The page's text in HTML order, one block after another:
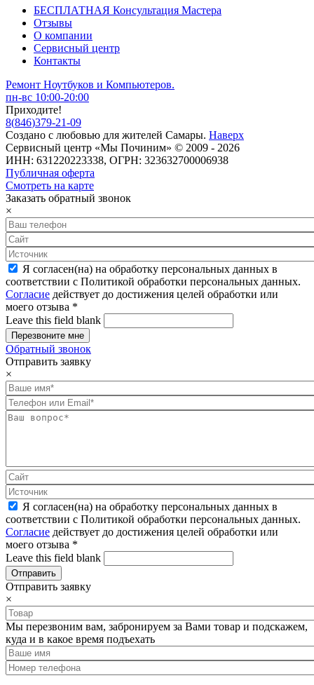
БЕСПЛАТНАЯ Консультация Мастера
Отзывы
О компании
Сервисный центр
Контакты
Ремонт Ноутбуков и Компьютеров.
пн-вс 10:00-20:00
Приходите!
8(846)379-21-09
Создано с любовью для жителей Самары. Наверх
Сервисный центр «Мы Починим» © 2009 - 2026
ИНН: 631220223338, ОГРН: 323632700006938
Публичная оферта
Смотреть на карте
Заказать обратный звонок
×
Я согласен(на) на обработку персональных данных в
соответствии с Политикой обработки персональных данных.
Согласие действует до достижения целей обработки или
моего отзыва *
Leave this field blank
Обратный звонок
Отправить заявку
×
Я согласен(на) на обработку персональных данных в
соответствии с Политикой обработки персональных данных.
Согласие действует до достижения целей обработки или
моего отзыва *
Leave this field blank
Отправить заявку
×
Мы перезвоним вам, забронируем за Вами товар и подскажем,
куда и в какое время подъехать